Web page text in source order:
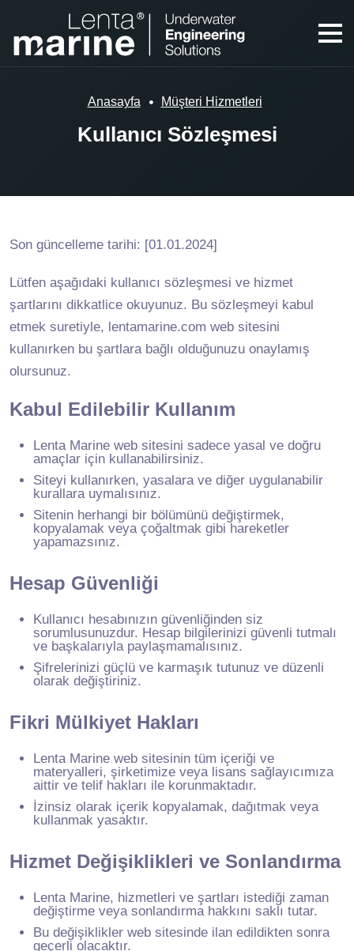
Anasayfa Müşteri Hizmetleri
Kullanıcı Sözleşmesi
Son güncelleme tarihi: [01.01.2024]
Lütfen aşağıdaki kullanıcı sözleşmesi ve hizmet
şartlarını dikkatlice okuyunuz. Bu sözleşmeyi kabul
etmek suretiyle, lentamarine.com web sitesini
kullanırken bu şartlara bağlı olduğunuzu onaylamış
olursunuz.
Kabul Edilebilir Kullanım
Lenta Marine web sitesini sadece yasal ve doğru
amaçlar için kullanabilirsiniz.
Siteyi kullanırken, yasalara ve diğer uygulanabilir
kurallara uymalısınız.
Sitenin herhangi bir bölümünü değiştirmek,
kopyalamak veya çoğaltmak gibi hareketler
yapamazsınız.
Hesap Güvenliği
Kullanıcı hesabınızın güvenliğinden siz
sorumlusunuzdur. Hesap bilgilerinizi güvenli tutmalı
ve başkalarıyla paylaşmamalısınız.
Şifrelerinizi güçlü ve karmaşık tutunuz ve düzenli
olarak değiştiriniz.
Fikri Mülkiyet Hakları
Lenta Marine web sitesinin tüm içeriği ve
materyalleri, şirketimize veya lisans sağlayıcımıza
aittir ve telif hakları ile korunmaktadır.
İzinsiz olarak içerik kopyalamak, dağıtmak veya
kullanmak yasaktır.
Hizmet Değişiklikleri ve Sonlandırma
Lenta Marine, hizmetleri ve şartları istediği zaman
değiştirme veya sonlandırma hakkını saklı tutar.
Bu değişiklikler web sitesinde ilan edildikten sonra
geçerli olacaktır.